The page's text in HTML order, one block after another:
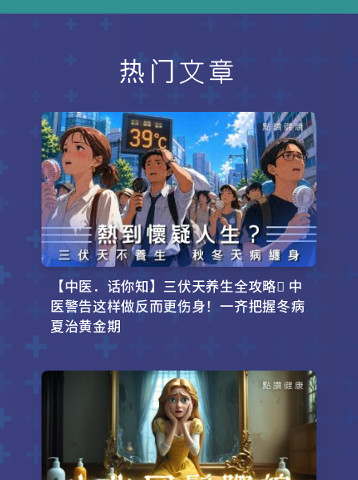
以可怕，早期几乎没有症状。本文揭
能在此阶段发现，五年存活率可超过
90%。 以下内文将结合西医临床数据
及养生穴位，全面认识肾癌的预防与
治疗对策。
热门文章
【中医．话你知】三伏天养生全攻略 中
医警告这样做反而更伤身！一齐把握冬病
夏治黄金期